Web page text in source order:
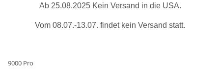
Ab 25.08.2025 Kein Versand in die USA.
Vom 08.07.-13.07. findet kein Versand statt.
9000 Pro